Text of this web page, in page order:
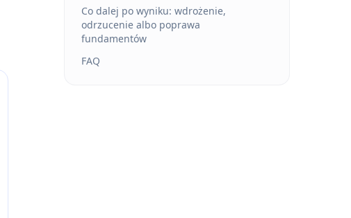
Co dalej po wyniku: wdrożenie,
odrzucenie albo poprawa
fundamentów
FAQ